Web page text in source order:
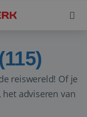
reiswereld! Of je
adviseren van